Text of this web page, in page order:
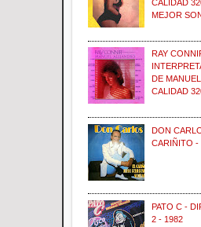
CALIDAD
MEJOR
RAY
DE
CALIDAD
DON
CARIÑITO -
PATO C -
2 - 1982